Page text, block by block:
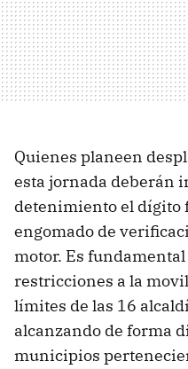
Quienes planeen
esta jornada deberán
detenimiento el dígito
engomado de
motor. Es
restricciones a la
límites de las 16
alcanzando de forma
municipios